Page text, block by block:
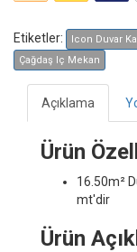
Etiketler: Icon Duvar
Çağdaş Iç Mekan
Açıklama
Ürün
16.50m²
mt'dir
Ürün